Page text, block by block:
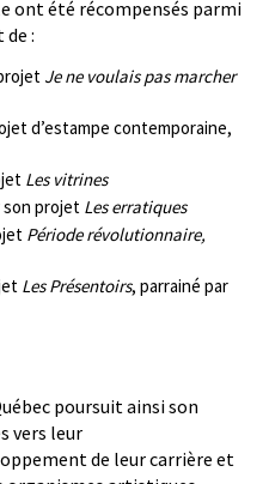
ont été récompensés parmi
:
Je ne voulais pas marcher
d’estampe contemporaine,
Les vitrines
son projet Les erratiques
Période révolutionnaire,
Les Présentoirs, parrainé par
poursuit ainsi son
vers leur
de leur carrière et